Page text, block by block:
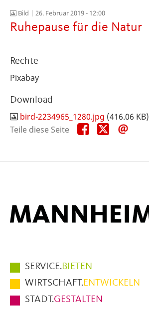
Bild | 26. Februar 2019 - 12:00
Ruhepause für die Natur
Rechte
Pixabay
Download
bird-2234965_1280.jpg (416.06 KB)
Teile diese Seite
Teile
diese
Teile
diese
Hauptmenüpunkte
im
Fußbereich
der
SERVICE.BIETEN
WIRTSCHAFT.ENTWICKELN
STADT.GESTALTEN